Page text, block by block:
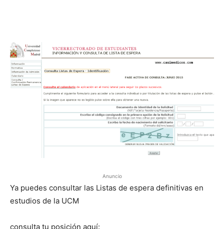
Anuncio
Ya puedes consultar las Listas de espera definitivas en
estudios de la UCM
consulta tu posición aquí: